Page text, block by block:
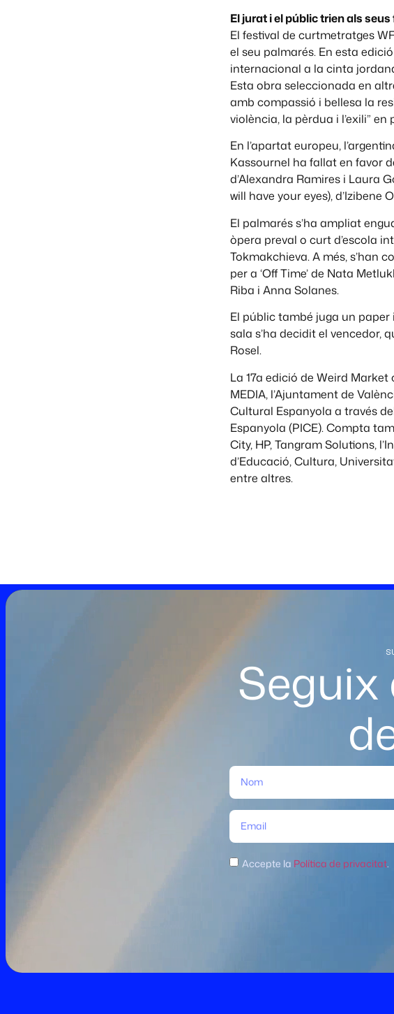
El jurat i el públic trien als
El festival de curtmetratges
el seu palmarés. En esta
internacional a la cinta
Esta obra seleccionada en
amb compassió i bellesa la
violència, la pèrdua i l’exili”
En l’apartat europeu,
Kassournel ha fallat en favor
d’Alexandra Ramires i Laura
will have your eyes),
El palmarés s’ha ampliat
òpera preval o curt d’escola
Tokmakchieva. A més, s’han
per a ‘Off Time’ de Nata
Riba i Anna Solanes.
El públic també juga un
sala s’ha decidit el vencedor,
Rosel.
La 17a edició de Weird
MEDIA, l’Ajuntament de
Cultural Espanyola a través
Espanyola (PICE). Compta
City, HP, Tangram Solutions,
d’Educació, Cultura,
entre altres.
Accepte la Política de privacitat